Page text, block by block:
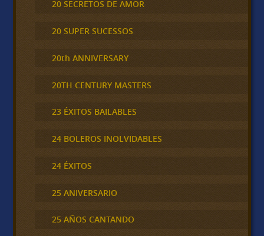
20 SECRETOS DE AMOR
20 SUPER SUCESSOS
20th ANNIVERSARY
20TH CENTURY MASTERS
23 ÉXITOS BAILABLES
24 BOLEROS INOLVIDABLES
24 ÉXITOS
25 ANIVERSARIO
25 AÑOS CANTANDO